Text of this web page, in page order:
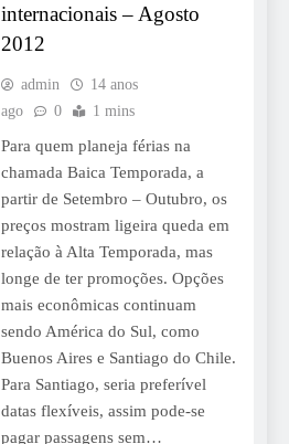
internacionais – Agosto
2012
admin
14 anos
ago
0 1 mins
Para quem planeja férias na
chamada Baica Temporada, a
partir de Setembro – Outubro, os
preços mostram ligeira queda em
relação à Alta Temporada, mas
longe de ter promoções. Opções
mais econômicas continuam
sendo América do Sul, como
Buenos Aires e Santiago do Chile.
Para Santiago, seria preferível
datas flexíveis, assim pode-se
pagar passagens sem…